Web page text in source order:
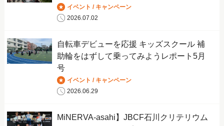
イベント / キャンペーン
2026.07.02
自転車デビューを応援 キッズスクール 補
助輪をはずして乗ってみようレポート5月
号
イベント / キャンペーン
2026.06.29
MiNERVA-asahi】JBCF石川クリテリウム